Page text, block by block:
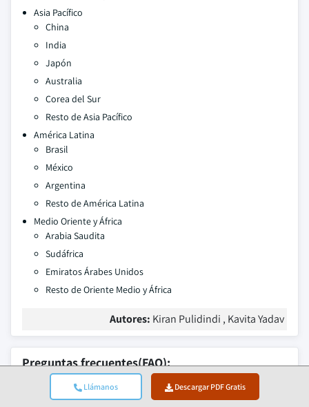
Llámanos Descargar PDF Gratis
Asia Pacífico
China
India
Japón
Australia
Corea del Sur
Resto de Asia Pacífico
América Latina
Brasil
México
Argentina
Resto de América Latina
Medio Oriente y África
Arabia Saudita
Sudáfrica
Emiratos Árabes Unidos
Resto de Oriente Medio y África
Autores: Kiran Pulidindi , Kavita Yadav
Preguntas frecuentes(FAQ):
How much revenue did the pellet segment